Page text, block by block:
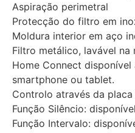
Aspiração perimetral
Protecção do filtro em
Moldura interior em aço
Filtro metálico, lavável na
Home Connect
smartphone ou tablet.
Controlo através da
Função Silêncio:
Função Intervalo: